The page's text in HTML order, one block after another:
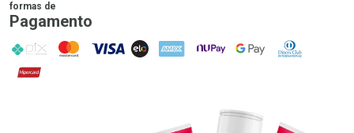
formas de
Pagamento
PIX MasterCard
VISA ELO AMEX NuPay Google PayDiners Club
Hipercard
Promoção em Destaque